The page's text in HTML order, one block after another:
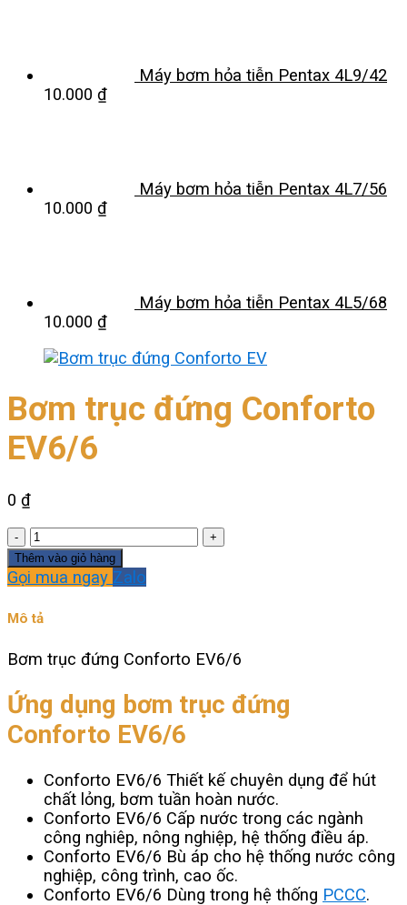
Máy bơm hỏa tiễn Pentax 4L9/42
10.000 ₫
Máy bơm hỏa tiễn Pentax 4L7/56
10.000 ₫
Máy bơm hỏa tiễn Pentax 4L5/68
10.000 ₫
Bơm trục đứng Conforto
EV6/6
0 ₫
Bơm
trục
đứng
Conforto
EV6/6
lượng
Thêm vào giỏ hàng
Gọi mua ngay Zalo
Mô tả
Bơm trục đứng Conforto EV6/6
Ứng dụng bơm trục đứng
Conforto EV6/6
Conforto EV6/6 Thiết kế chuyên dụng để hút
chất lỏng, bơm tuần hoàn nước.
Conforto EV6/6 Cấp nước trong các ngành
công nghiêp, nông nghiệp, hệ thống điều áp.
Conforto EV6/6 Bù áp cho hệ thống nước công
nghiệp, công trình, cao ốc.
Conforto EV6/6 Dùng trong hệ thống PCCC.